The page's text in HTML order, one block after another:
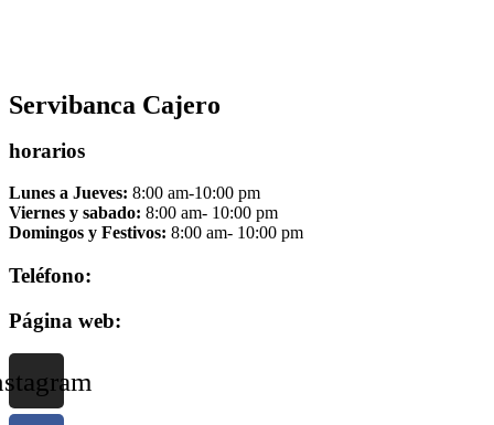
Servibanca Cajero
horarios
Lunes a Jueves: 8:00 am-10:00 pm
Viernes y sabado: 8:00 am- 10:00 pm
Domingos y Festivos: 8:00 am- 10:00 pm
Teléfono:
Página web: